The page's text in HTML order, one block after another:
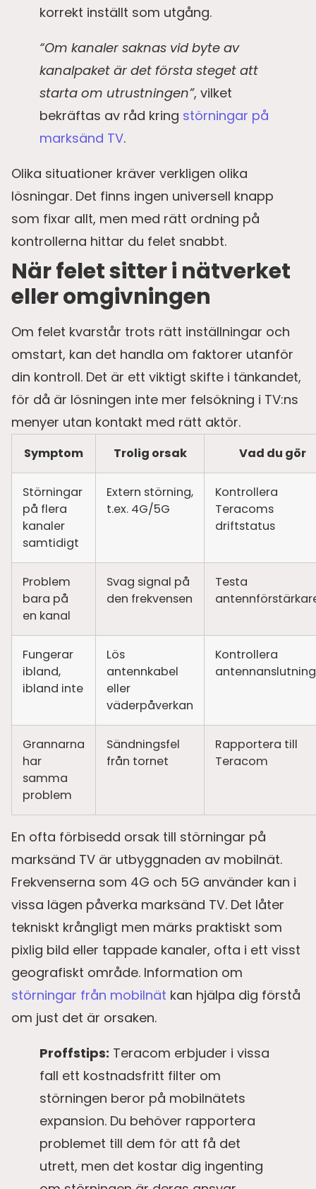
korrekt inställt som utgång.
“Om kanaler saknas vid byte av
kanalpaket är det första steget att
starta om utrustningen”, vilket
bekräftas av råd kring störningar på
marksänd TV.
Olika situationer kräver verkligen olika
lösningar. Det finns ingen universell knapp
som fixar allt, men med rätt ordning på
kontrollerna hittar du felet snabbt.
När felet sitter i nätverket
eller omgivningen
Om felet kvarstår trots rätt inställningar och
omstart, kan det handla om faktorer utanför
din kontroll. Det är ett viktigt skifte i tänkandet,
för då är lösningen inte mer felsökning i TV:ns
menyer utan kontakt med rätt aktör.
Symptom Trolig orsak Vad du gör
Störningar
på flera
kanaler
samtidigt
Extern störning,
t.ex. 4G/5G
Kontrollera
Teracoms
driftstatus
Problem
bara på
en kanal
Svag signal på
den frekvensen
Testa
Fungerar
ibland,
ibland inte
Lös
antennkabel
eller
väderpåverkan
Kontrollera
Grannarna
har
samma
problem
Sändningsfel
från tornet
Rapportera till
Teracom
En ofta förbisedd orsak till störningar på
marksänd TV är utbyggnaden av mobilnät.
Frekvenserna som 4G och 5G använder kan i
vissa lägen påverka marksänd TV. Det låter
tekniskt krångligt men märks praktiskt som
pixlig bild eller tappade kanaler, ofta i ett visst
geografiskt område. Information om
störningar från mobilnät kan hjälpa dig förstå
om just det är orsaken.
Proffstips: Teracom erbjuder i vissa
fall ett kostnadsfritt filter om
störningen beror på mobilnätets
expansion. Du behöver rapportera
problemet till dem för att få det
utrett, men det kostar dig ingenting